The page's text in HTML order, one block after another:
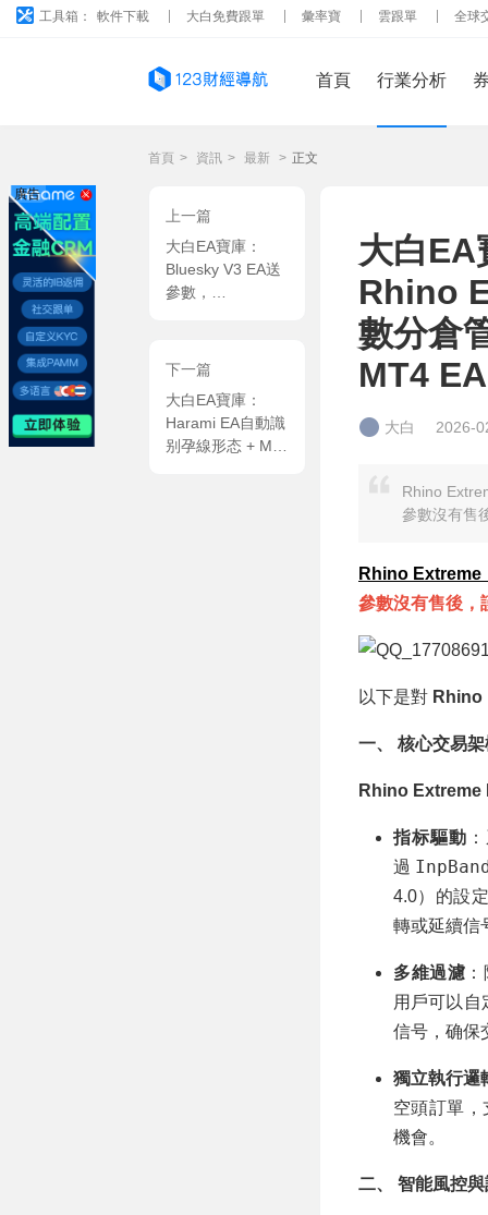
工具箱： 軟件下載 大白免費跟單 彙率寶 雲跟單 全球
首頁 行業分析
首頁 > 資訊 > 最新 > 正文
上一篇
大白EA寶庫：
Bluesky V3 EA送
參數，
抓趨勢啓動點
下一篇
大白EA寶庫：
Harami EA自動識
别孕線形态 + MA
大白EA
Rhino
數分倉
MT4 EA
大白 2026-
Rhino
參數沒有售
Rhino
參數沒有售後，
以下是對
一、 核心交易
Rhino
指标驅動
過
4.0）的設
轉或延續信
多維過濾
用戶可以自
信号，确保
獨立執行邏
空頭訂單
機會。
二、 智能風控
廣告